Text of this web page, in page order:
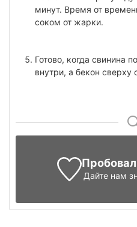
минут. Время от
соком от жарки.
Готово, когда свинина
внутри, а бекон сверху
Пробовал
Дайте нам